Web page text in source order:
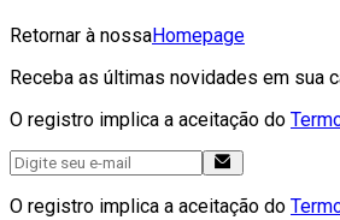
Retornar à nossaHomepage
Receba as últimas novidades em sua
O registro implica a aceitação do
O registro implica a aceitação do